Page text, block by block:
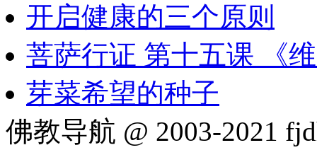
开启健康的三个原则
菩萨行证 第十五课 《
芽菜希望的种子
佛教导航 @ 2003-2021